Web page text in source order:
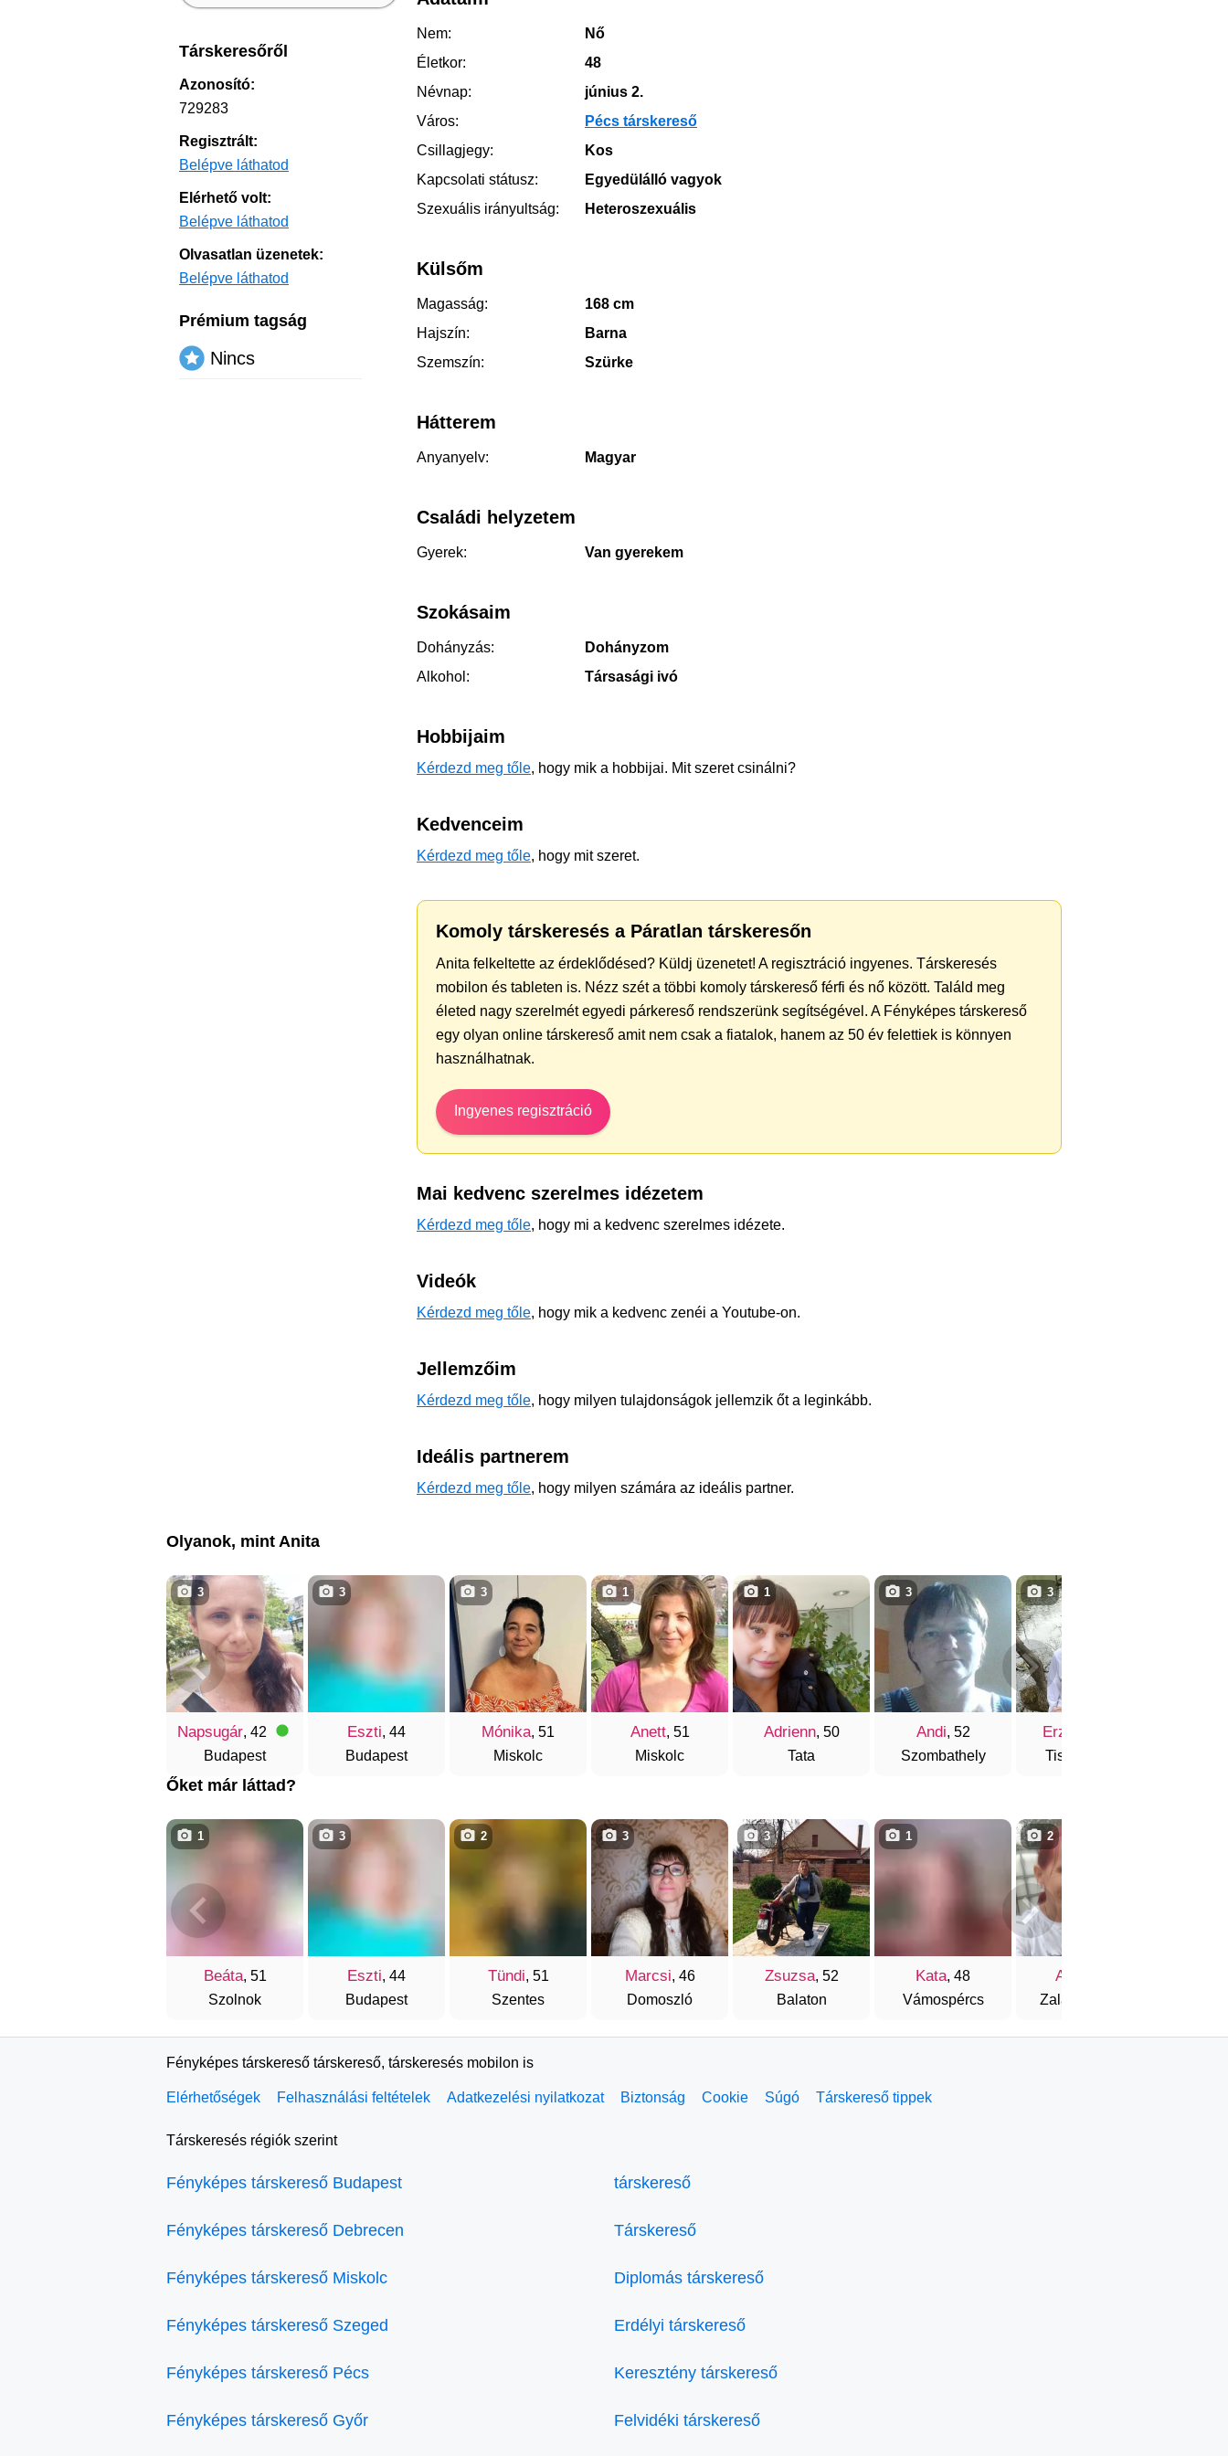
Nem:
Nő
Életkor:
48
Névnap:
június 2.
Város:
Pécs társkereső
Csillagjegy:
Kos
Kapcsolati státusz:
Egyedülálló vagyok
Szexuális irányultság:
Heteroszexuális
Külsőm
Magasság:
168 cm
Hajszín:
Barna
Szemszín:
Szürke
Hátterem
Anyanyelv: Magyar
Családi helyzetem
Gyerek: Van gyerekem
Szokásaim
Dohányzás:
Dohányzom
Alkohol:
Társasági ivó
Hobbijaim
Kérdezd meg tőle, hogy mik a hobbijai. Mit szeret csinálni?
Kedvenceim
Kérdezd meg tőle, hogy mit szeret.
Komoly társkeresés a Páratlan társkeresőn
Anita felkeltette az érdeklődésed? Küldj üzenetet! A regisztráció ingyenes. Társkeresés
mobilon és tableten is. Nézz szét a többi komoly társkereső férfi és nő között. Találd meg
életed nagy szerelmét egyedi párkereső rendszerünk segítségével. A Fényképes társkereső
egy olyan online társkereső amit nem csak a fiatalok, hanem az 50 év felettiek is könnyen
használhatnak.
Ingyenes regisztráció
Mai kedvenc szerelmes idézetem
Kérdezd meg tőle, hogy mi a kedvenc szerelmes idézete.
Videók
Kérdezd meg tőle, hogy mik a kedvenc zenéi a Youtube-on.
Jellemzőim
Kérdezd meg tőle, hogy milyen tulajdonságok jellemzik őt a leginkább.
Ideális partnerem
Kérdezd meg tőle, hogy milyen számára az ideális partner.
Társkeresőről
Azonosító:
729283
Regisztrált:
Belépve láthatod
Elérhető volt:
Belépve láthatod
Olvasatlan üzenetek:
Belépve láthatod
Prémium tagság
Nincs
Olyanok, mint Anita
Napsugár, 42
Budapest
3
Eszti, 44
Budapest
3
Mónika, 51
Miskolc
3
Anett, 51
Miskolc
1
Adrienn, 50
Tata
1
Andi, 52
Szombathely
3
Erzsébet
Tiszaföldvár
3
Őket már láttad?
Beáta, 51
Szolnok
1
Eszti, 44
Budapest
3
Tündi, 51
Szentes
2
Marcsi, 46
Domoszló
3
Zsuzsa, 52
Balaton
3
Kata, 48
Vámospércs
1
Anita
Zalaegerszeg
2
Fényképes társkereső társkereső, társkeresés mobilon is
Elérhetőségek Felhasználási feltételek Adatkezelési nyilatkozat Biztonság Cookie Súgó Társkereső tippek
Társkeresés régiók szerint
Fényképes társkereső Budapest
Fényképes társkereső Debrecen
Fényképes társkereső Miskolc
Fényképes társkereső Szeged
Fényképes társkereső Pécs
Fényképes társkereső Győr
társkereső
Társkereső
Diplomás társkereső
Erdélyi társkereső
Keresztény társkereső
Felvidéki társkereső